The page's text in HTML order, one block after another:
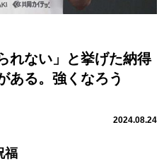
れない」と挙げた納得
る。強くなろう
2024.08.24
福